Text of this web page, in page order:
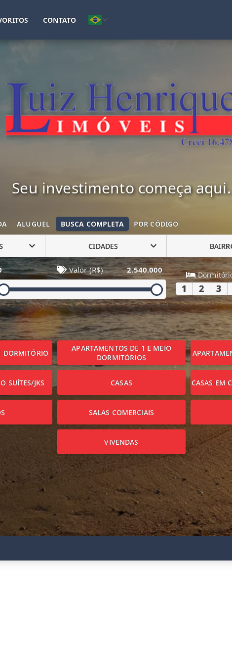
(51) 3621-1690
CONTATO
Seu investimento começa aqui.
ALUGUEL BUSCA COMPLETA POR CÓDIGO
CIDADES
Valor (R$) 2.540.000
1 2 3
DORMITÓRIO
APARTAMENTOS DE 1 E MEIO
DORMITÓRIOS
SUÍTES/JKS CASAS CASAS EM
SALAS COMERCIAIS
VIVENDAS